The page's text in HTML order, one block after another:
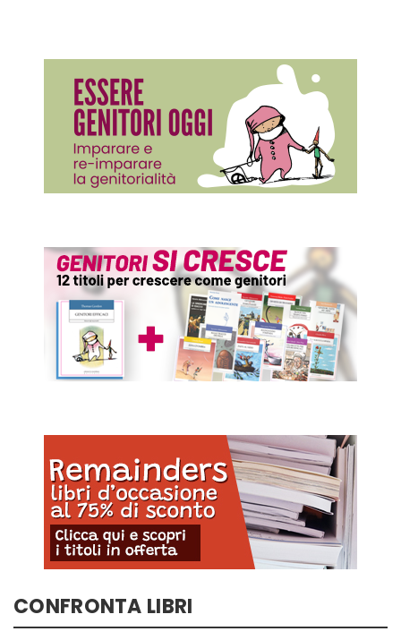
CONFRONTA LIBRI